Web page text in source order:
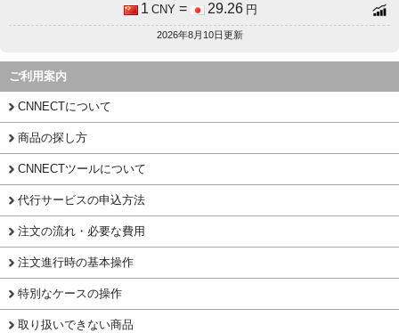
1 CNY = 29.26 円
2026年8月10日更新
ご利用案内
CNNECTについて
商品の探し方
CNNECTツールについて
代行サービスの申込方法
注文の流れ・必要な費用
注文進行時の基本操作
特別なケースの操作
取り扱いできない商品